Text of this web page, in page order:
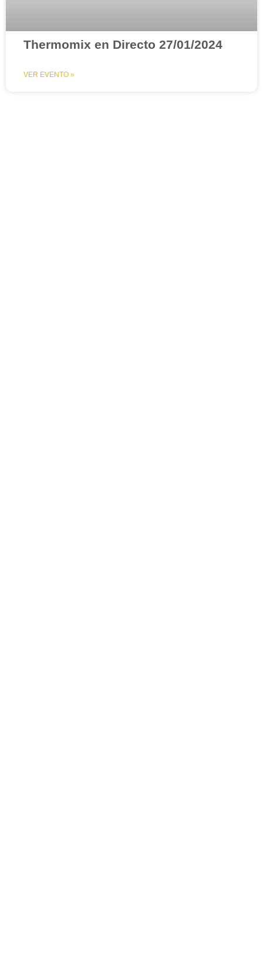
Thermomix en Directo 27/01/2024
VER EVENTO »